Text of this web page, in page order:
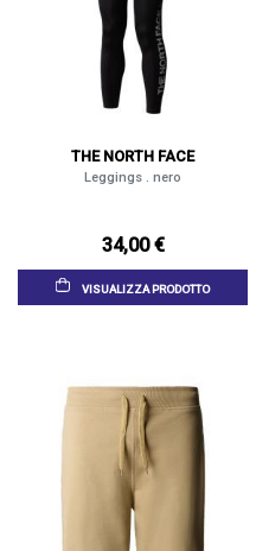
THE NORTH FACE
Leggings . nero
34,00 €
VISUALIZZA PRODOTTO